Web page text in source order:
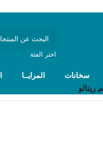
اختر الفئة
سخانات المرايــا